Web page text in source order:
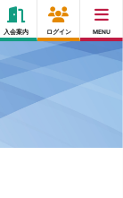
入会案内 ログイン MENU